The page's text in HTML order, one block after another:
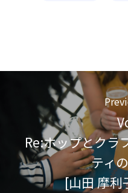
Re:ホップとクラ
ティ
[山田 摩利